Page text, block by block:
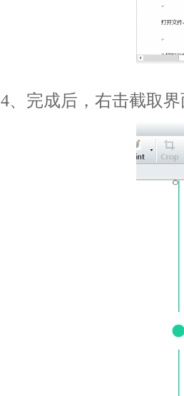
4、完成后，右击截取界